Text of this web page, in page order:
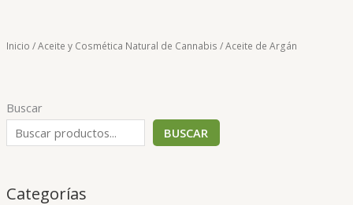
Inicio /Aceite y Cosmética Natural de Cannabis / Aceite de Argán
Buscar
BUSCAR
Categorías